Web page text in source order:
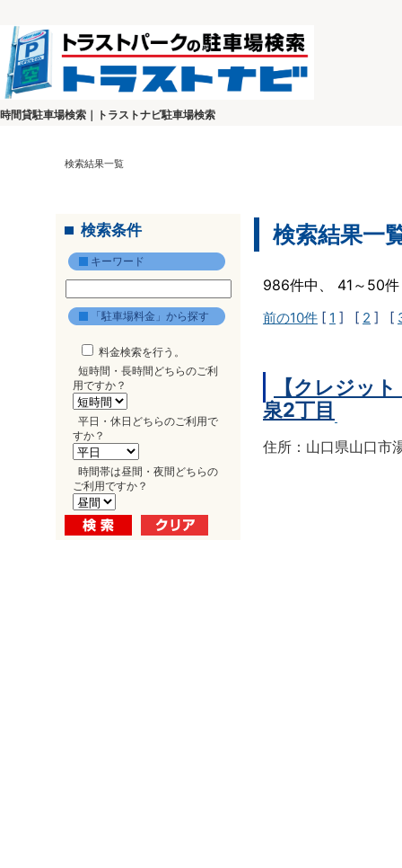
時間貸駐車場検索｜トラストナビ駐車場検索
検索結果一覧
検索条件
キーワード
「駐車場料金」から探す
料金検索を行う。
短時間・長時間どちらのご利
用ですか？
平日・休日どちらのご利用で
すか？
時間帯は昼間・夜間どちらの
ご利用ですか？
検索結果一
986件中、 41～50
前の10件 [ 1 ] [ 2 ] [
【クレジッ
泉2丁目
住所：山口県山口市